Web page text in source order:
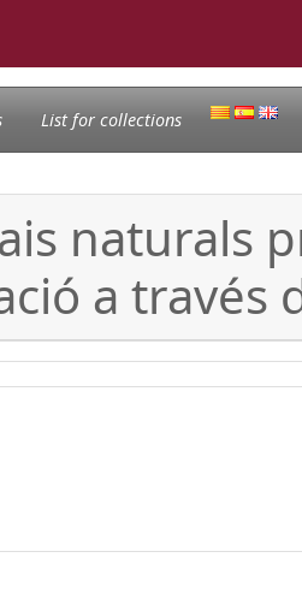
List for collections
naturals
a través